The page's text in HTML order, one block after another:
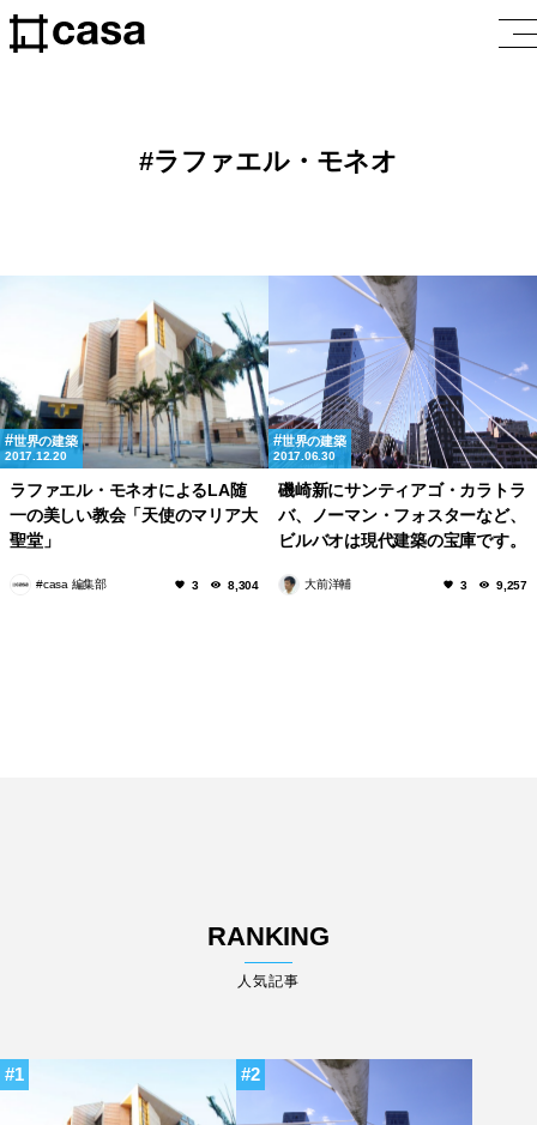
ラファエル・モネオ
世界の建築
2017.12.20
ラファエル・モネオによるLA随
一の美しい教会「天使のマリア大
聖堂」
#casa 編集部 3 8,304
世界の建築
2017.06.30
磯崎新にサンティアゴ・カラトラ
バ、ノーマン・フォスターなど、
ビルバオは現代建築の宝庫です。
大前洋輔 3 9,257
RANKING
人気記事
1 2